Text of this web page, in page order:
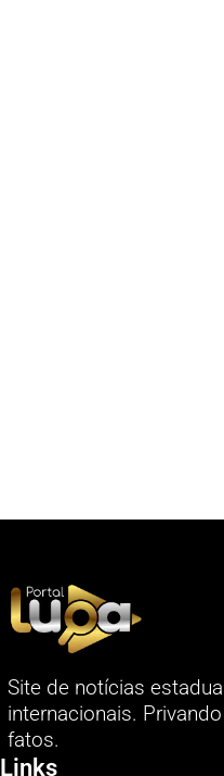
Site de notícias
internacionais.
fatos.
Links